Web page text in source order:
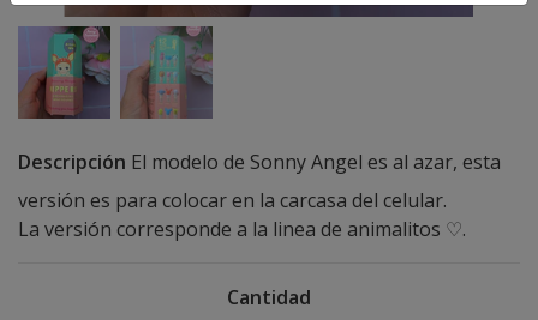
Descripción El modelo de Sonny Angel es al azar, esta
versión es para colocar en la carcasa del celular.
La versión corresponde a la linea de animalitos ♡.
Cantidad